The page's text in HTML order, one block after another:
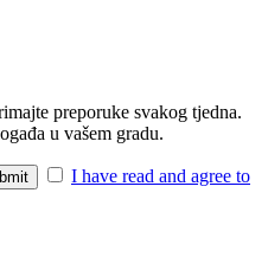
preporuke svakog tjedna.
u vašem gradu.
I have read and agree to